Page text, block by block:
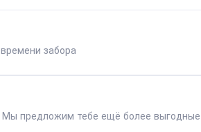
забора
предложим тебе ещё более выгодные